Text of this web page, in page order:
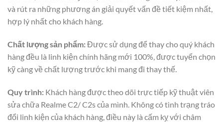
và rút ra những phương án giải quyết vấn đề tiết kiệm nhất,
hợp lý nhất cho khách hàng.
Chất lượng sản phẩm:Được sử dụng để thay cho quý khách
hàng đều là linh kiện chính hãng mới 100%, được tuyển chọn
kỹ càng về chất lượng trước khi mang đi thay thế.
Quy trình: Khách hàng được theo dõi trực tiếp kỹ thuật viên
sửa chữa Realme C2/ C2s của mình. Không có tình trạng tráo
đổi linh kiện của khách hàng, điều này là cấm kỵ với châm